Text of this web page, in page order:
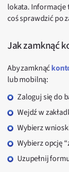
lokata. Informacje
coś sprawdzić po
Jak zamknąć
Aby zamknąć
lub mobilną:
Zaloguj się do
Wejdź w
Wybierz
Wybierz opcję
Uzupełnij